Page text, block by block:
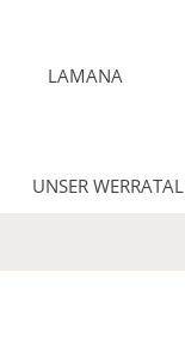
LAMANA
UNSER WERRATAL